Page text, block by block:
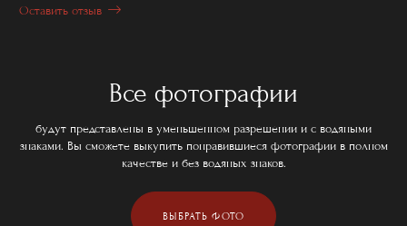
Оставить отзыв
Все фотографии
будут представлены в уменьшенном разрешении и с водяными
знаками. Вы сможете выкупить понравившиеся фотографии в полном
качестве и без водяных знаков.
ВЫБРАТЬ ФОТО